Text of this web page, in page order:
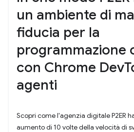
un ambiente di
fiducia per la
programmazione
con Chrome
agenti
Scopri come l'agenzia digitale P2ER
aumento di 10 volte della velocità di